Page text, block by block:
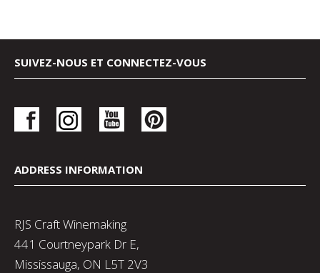
SUIVEZ-NOUS ET CONNECTEZ-VOUS
ADDRESS INFORMATION
RJS Craft Winemaking
441 Courtneypark Dr E,
Mississauga, ON L5T 2V3